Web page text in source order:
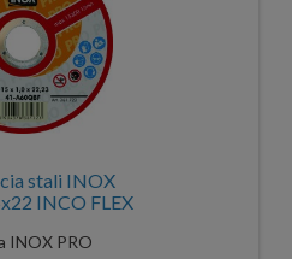
stali INOX
INCO FLEX
INOX PRO